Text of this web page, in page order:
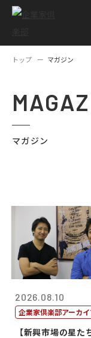
トップ マガジン
マガジン
2026.08.10
企業家倶楽部アーカ
【新興市場の星た